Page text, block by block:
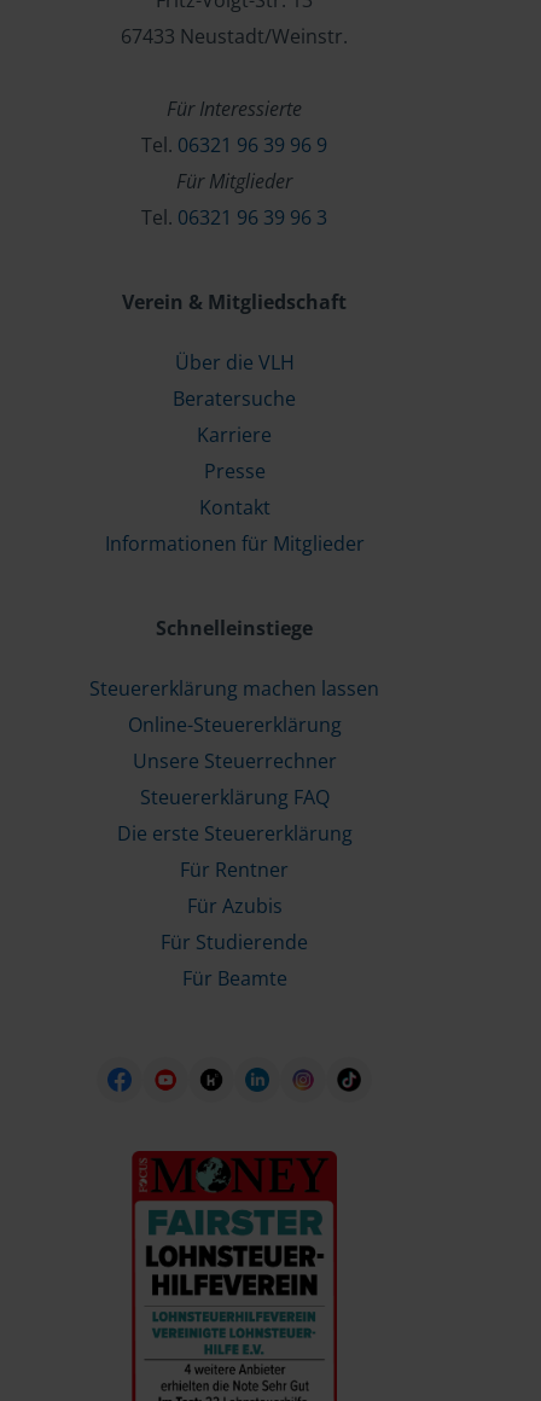
67433 Neustadt/Weinstr.
Für Interessierte
Tel. 06321 96 39 96 9
Für Mitglieder
Tel. 06321 96 39 96 3
Verein & Mitgliedschaft
Über die VLH
Beratersuche
Karriere
Presse
Kontakt
Informationen für Mitglieder
Schnelleinstiege
Steuererklärung machen lassen
Online-Steuererklärung
Unsere Steuerrechner
Steuererklärung FAQ
Die erste Steuererklärung
Für Rentner
Für Azubis
Für Studierende
Für Beamte